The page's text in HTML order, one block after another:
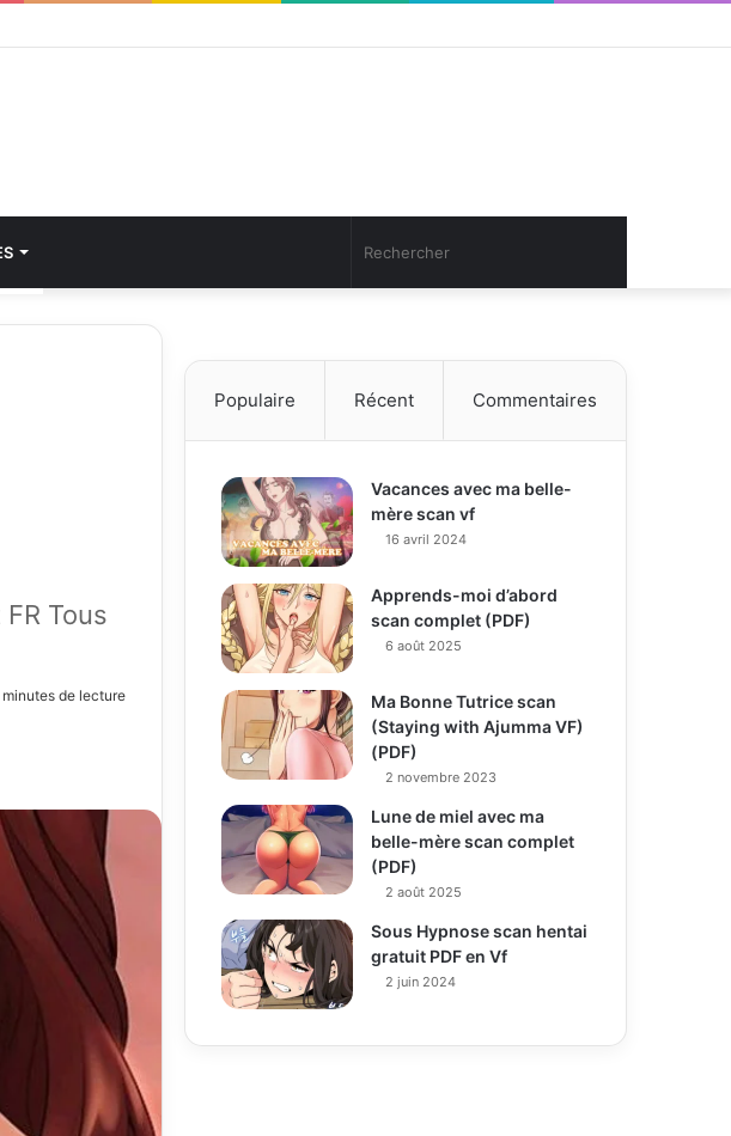
Article
Tous
de lecture
Populaire Récent Commentaires
Vacances avec ma belle-
mère scan vf
16 avril 2024
Apprends-moi d’abord
scan complet (PDF)
6 août 2025
Ma Bonne Tutrice scan
(Staying with Ajumma VF)
(PDF)
2 novembre 2023
Lune de miel avec ma
belle-mère scan complet
(PDF)
2 août 2025
Sous Hypnose scan hentai
gratuit PDF en Vf
2 juin 2024